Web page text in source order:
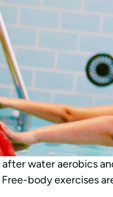
water aerobics
body exercises